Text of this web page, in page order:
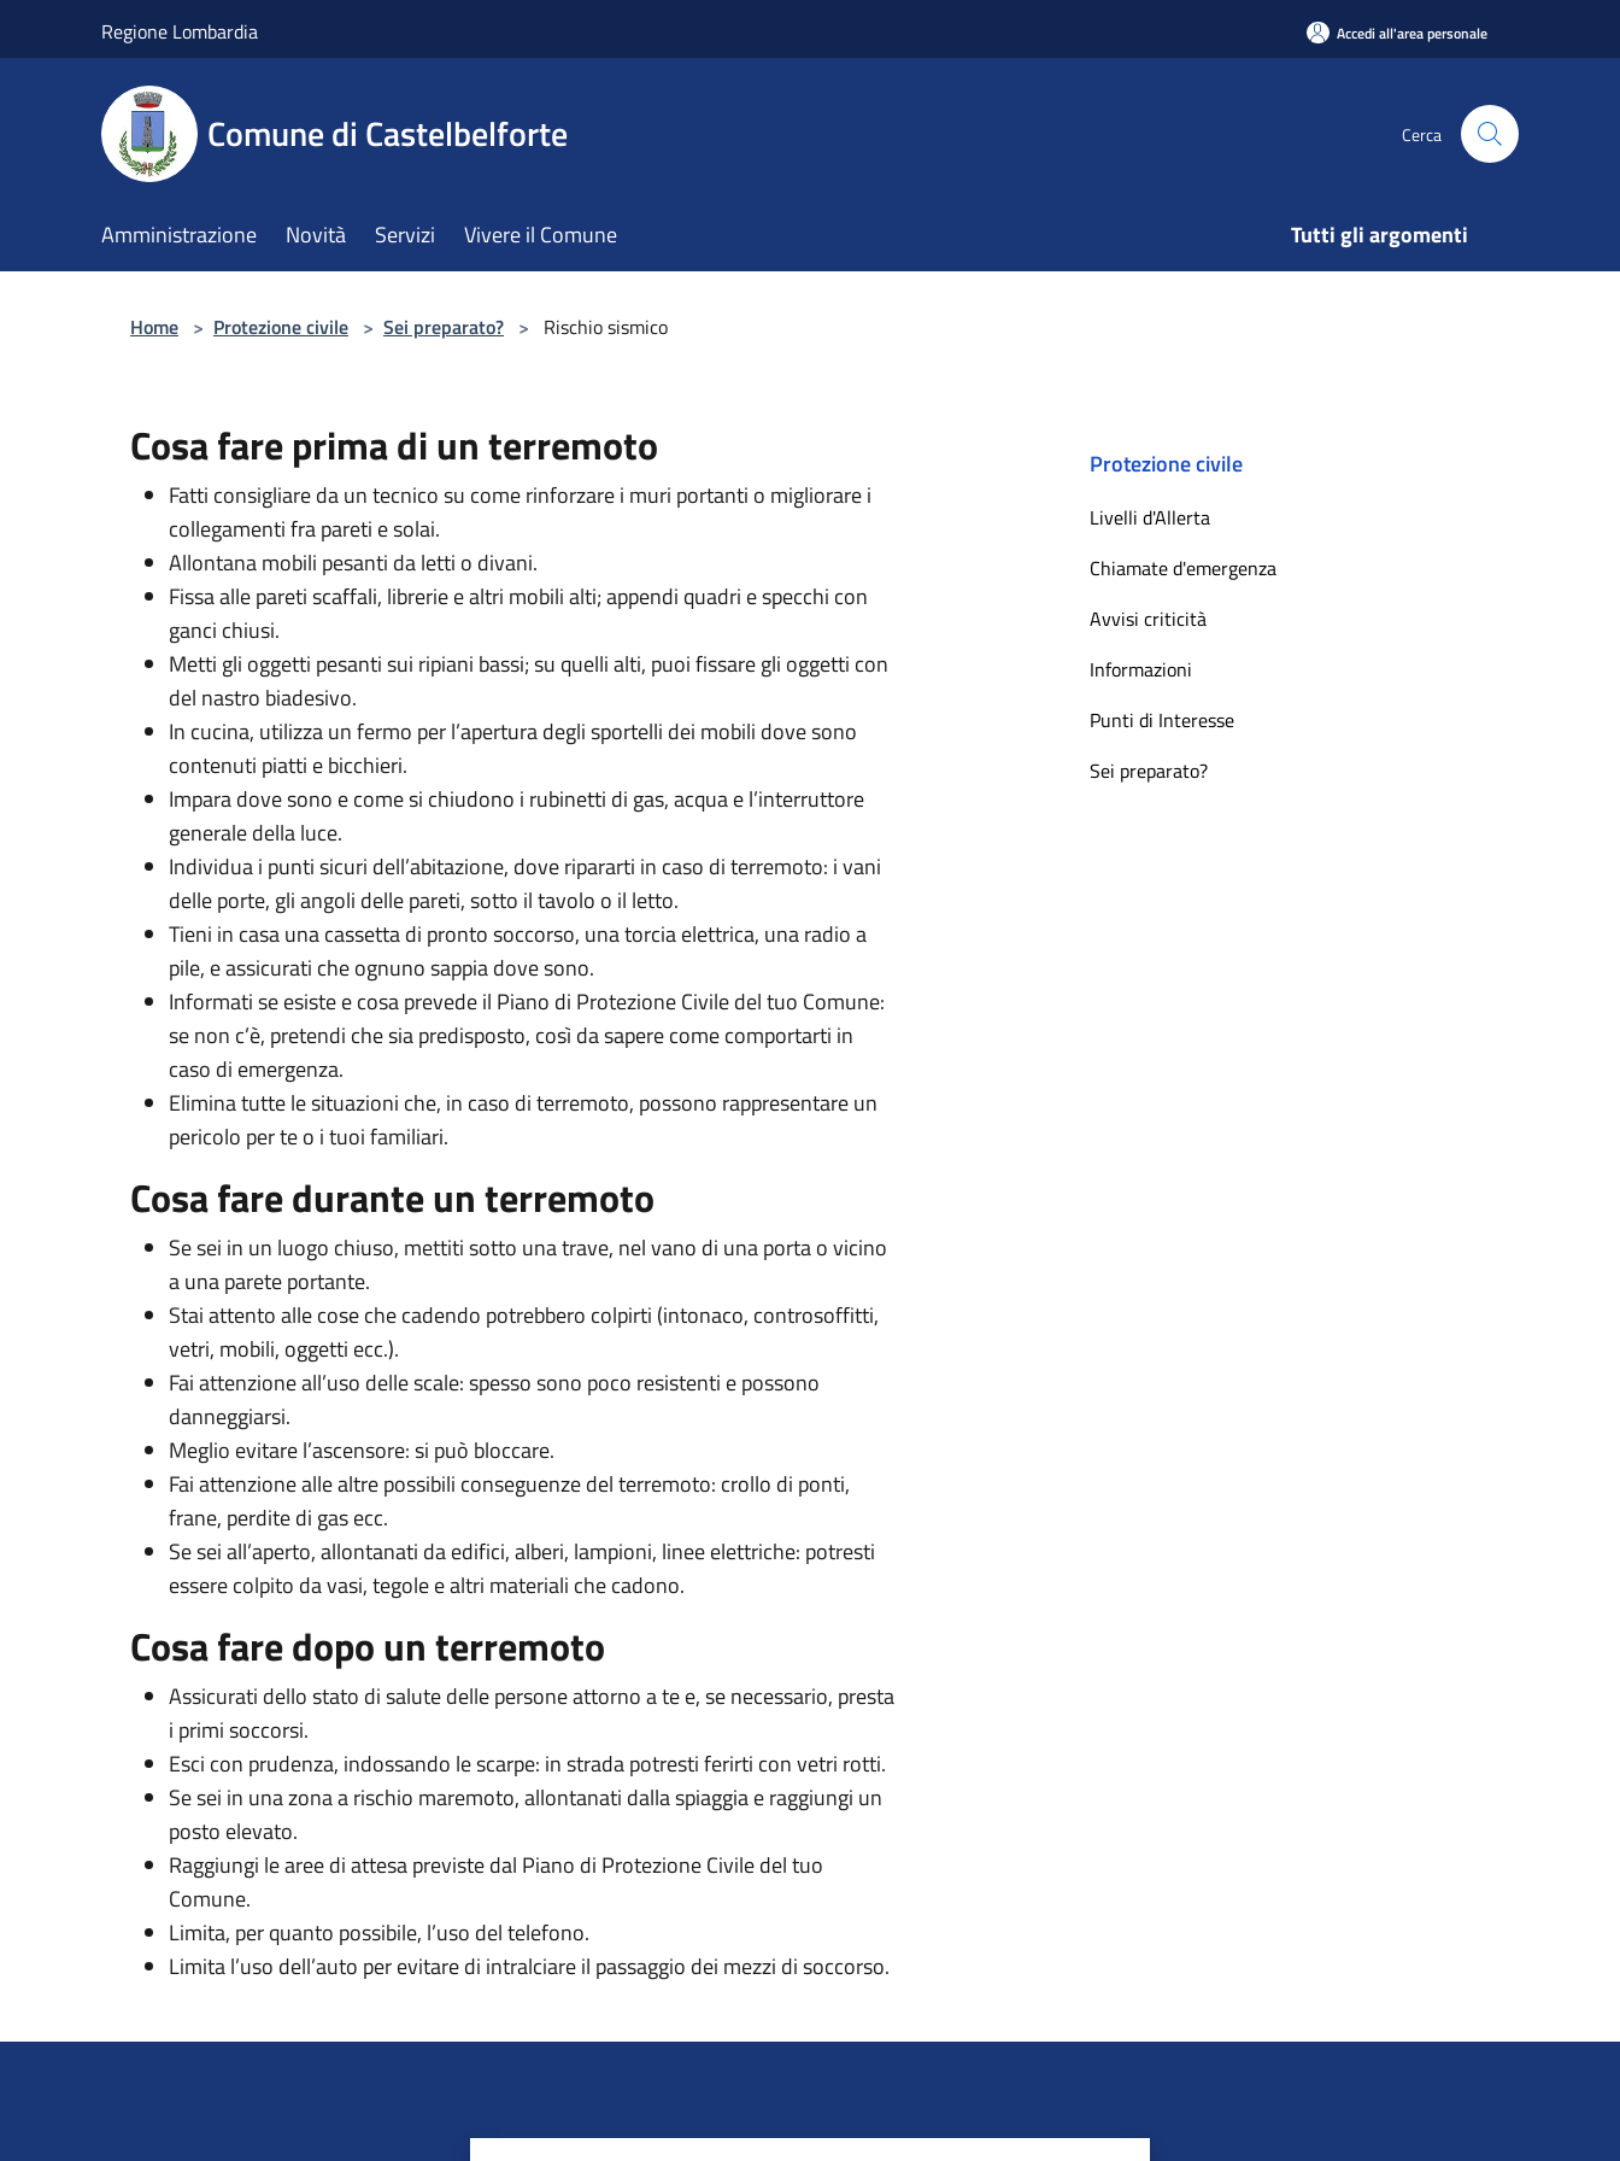
Regione Lombardia Accedi all'area personale
Comune di Castelbelforte Cerca
Amministrazione Novità Servizi Vivere il Comune Tutti gli argomenti
Home > Protezione civile > Sei preparato? > Rischio sismico
Cosa fare prima di un terremoto
Fatti consigliare da un tecnico su come rinforzare i muri portanti o migliorare i
collegamenti fra pareti e solai.
Allontana mobili pesanti da letti o divani.
Fissa alle pareti scaffali, librerie e altri mobili alti; appendi quadri e specchi con
ganci chiusi.
Metti gli oggetti pesanti sui ripiani bassi; su quelli alti, puoi fissare gli oggetti con
del nastro biadesivo.
In cucina, utilizza un fermo per l’apertura degli sportelli dei mobili dove sono
contenuti piatti e bicchieri.
Impara dove sono e come si chiudono i rubinetti di gas, acqua e l’interruttore
generale della luce.
Individua i punti sicuri dell’abitazione, dove ripararti in caso di terremoto: i vani
delle porte, gli angoli delle pareti, sotto il tavolo o il letto.
Tieni in casa una cassetta di pronto soccorso, una torcia elettrica, una radio a
pile, e assicurati che ognuno sappia dove sono.
Informati se esiste e cosa prevede il Piano di Protezione Civile del tuo Comune:
se non c’è, pretendi che sia predisposto, così da sapere come comportarti in
caso di emergenza.
Elimina tutte le situazioni che, in caso di terremoto, possono rappresentare un
pericolo per te o i tuoi familiari.
Cosa fare durante un terremoto
Se sei in un luogo chiuso, mettiti sotto una trave, nel vano di una porta o vicino
a una parete portante.
Stai attento alle cose che cadendo potrebbero colpirti (intonaco, controsoffitti,
vetri, mobili, oggetti ecc.).
Fai attenzione all’uso delle scale: spesso sono poco resistenti e possono
danneggiarsi.
Meglio evitare l’ascensore: si può bloccare.
Fai attenzione alle altre possibili conseguenze del terremoto: crollo di ponti,
frane, perdite di gas ecc.
Se sei all’aperto, allontanati da edifici, alberi, lampioni, linee elettriche: potresti
essere colpito da vasi, tegole e altri materiali che cadono.
Cosa fare dopo un terremoto
Assicurati dello stato di salute delle persone attorno a te e, se necessario, presta
i primi soccorsi.
Esci con prudenza, indossando le scarpe: in strada potresti ferirti con vetri rotti.
Se sei in una zona a rischio maremoto, allontanati dalla spiaggia e raggiungi un
posto elevato.
Raggiungi le aree di attesa previste dal Piano di Protezione Civile del tuo
Comune.
Limita, per quanto possibile, l’uso del telefono.
Limita l’uso dell’auto per evitare di intralciare il passaggio dei mezzi di soccorso.
Protezione civile
Livelli d'Allerta
Chiamate d'emergenza
Avvisi criticità
Informazioni
Punti di Interesse
Sei preparato?